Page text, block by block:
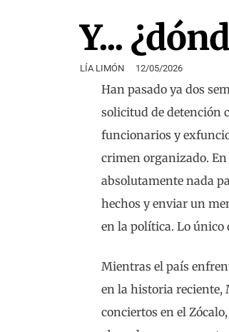
Y...
LÍA LIMÓN 12/05/2026
Han pasado ya dos
solicitud de detención
funcionarios y
crimen organizado. En
absolutamente nada
hechos y enviar un
en la política. Lo único
Mientras el país
en la historia reciente,
conciertos en el